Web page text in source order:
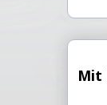
Mit